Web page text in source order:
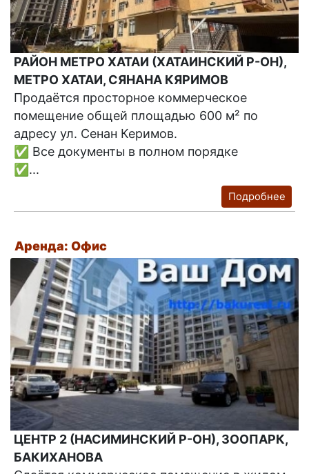
РАЙОН МЕТРО ХАТАИ (ХАТАИНСКИЙ Р-ОН),
МЕТРО ХАТАИ, СЯНАНА КЯРИМОВ
Продаётся просторное коммерческое
помещение общей площадью 600 м² по
адресу ул. Сенан Керимов.
✅ Все документы в полном порядке
✅...
Подробнее
Аренда: Офис
ЦЕНТР 2 (НАСИМИНСКИЙ Р-ОН), ЗООПАРК,
БАКИХАНОВА